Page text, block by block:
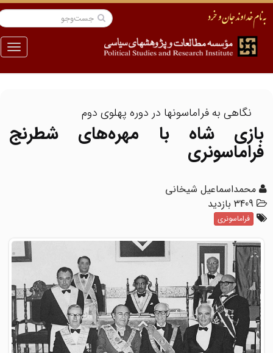
منو
نگاهی به فراماسونها در دوره پهلوی دوم
بازی شاه با مهره‌های شطرنج
فراماسونری
محمداسماعیل شیخانی
3409 بازدید
فراماسونری